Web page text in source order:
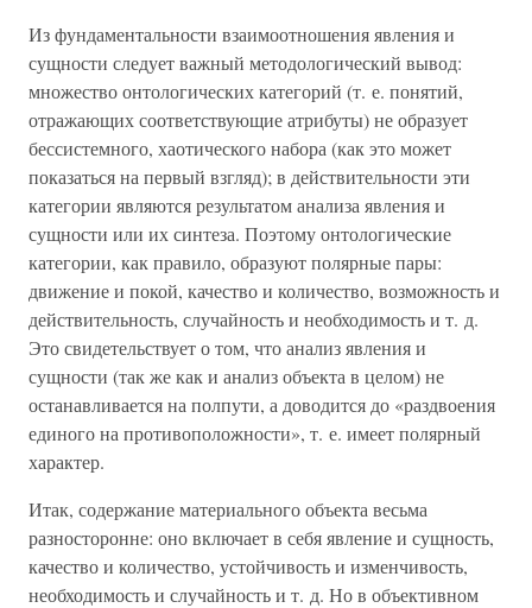
Из фундаментальности взаимоотношения явления и
сущности следует важный методологический вывод:
множество онтологических категорий (т. е. понятий,
отражающих соответствующие атрибуты) не образует
бессистемного, хаотического набора (как это может
показаться на первый взгляд); в действительности эти
категории являются результатом анализа явления и
сущности или их синтеза. Поэтому онтологические
категории, как правило, образуют полярные пары:
движение и покой, качество и количество, возможность и
действительность, случайность и необходимость и т. д.
Это свидетельствует о том, что анализ явления и
сущности (так же как и анализ объекта в целом) не
останавливается на полпути, а доводится до «раздвоения
единого на противоположности», т. е. имеет полярный
характер.
Итак, содержание материального объекта весьма
разносторонне: оно включает в себя явление и сущность,
качество и количество, устойчивость и изменчивость,
необходимость и случайность и т. д. Но в объективном